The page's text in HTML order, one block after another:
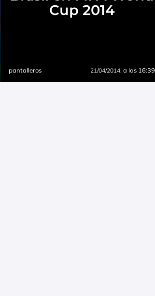
Cup 2014
pantalleros 21/04/2014, a las 16:39